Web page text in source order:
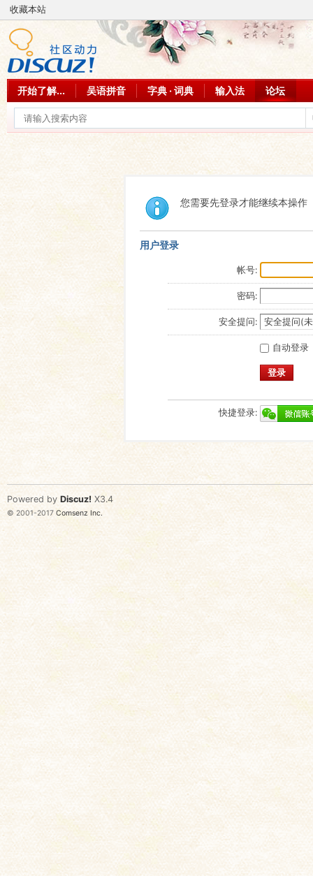
收藏本站
开始了解... 吴语拼音 字典 · 词典 输入法 论坛
您需要先登录才能继续本操作
用户登录
帐号:
密码:
安全提问:
自动登录
登录
快捷登录:
Powered by Discuz! X3.4
© 2001-2017 Comsenz Inc.